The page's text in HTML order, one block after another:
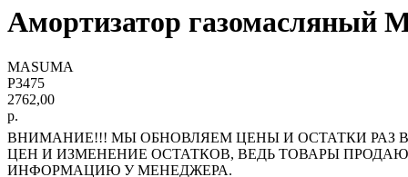
Амортизатор газомасляный
MASUMA
P3475
2762,00
р.
ВНИМАНИЕ!!! МЫ ОБНОВЛЯЕМ ЦЕНЫ И ОСТАТКИ РАЗ
ЦЕН И ИЗМЕНЕНИЕ ОСТАТКОВ, ВЕДЬ ТОВАРЫ
ИНФОРМАЦИЮ У МЕНЕДЖЕРА.